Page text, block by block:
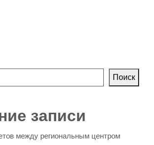
Поиск
записи
между региональным центром